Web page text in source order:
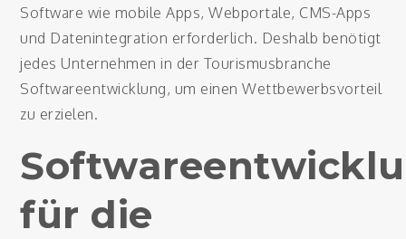
Software wie mobile Apps, Webportale, CMS-Apps
und Datenintegration erforderlich. Deshalb benötigt
jedes Unternehmen in der Tourismusbranche
Softwareentwicklung, um einen Wettbewerbsvorteil
zu erzielen.
für die